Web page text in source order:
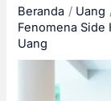
Beranda
Uang
Fenomena Side
Uang